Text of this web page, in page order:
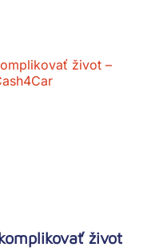
život